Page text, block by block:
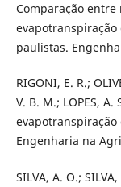
Comparação
evapotranspiração
paulistas.
RIGONI, E. R.;
V. B. M.; LOPES,
Engenharia na
SILVA, A. O.;